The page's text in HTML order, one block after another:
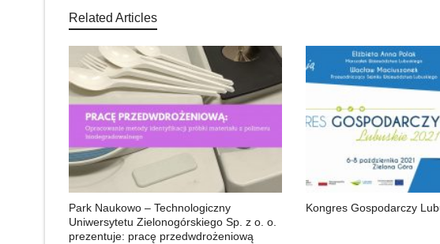
Related Articles
Park Naukowo – Technologiczny
Uniwersytetu Zielonogórskiego Sp. z o. o.
prezentuje: pracę przedwdrożeniową
Kongres Gospodarczy